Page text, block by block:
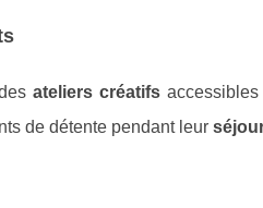
ateliers créatifs
de détente pendant leur